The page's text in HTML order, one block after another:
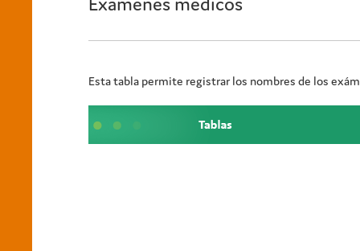
Esta tabla permite registrar los nombres de los